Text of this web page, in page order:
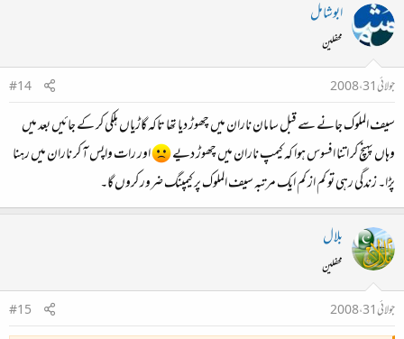
ابوشامل
محفلین
جولائی 31، 2008
#14
سیف الملوک جانے سے قبل سامان ناران میں چھوڑ دیا تھا تاکہ گاڑیاں ہلکی کر کے جائیں بعد میں
وہاں پہنچ کر اتنا افسوس ہوا کہ کیمپ ناران میں چھوڑ دیے
اور رات واپس آ کر ناران میں رہنا
پڑا۔ زندگی رہی تو کم از کم ایک مرتبہ سیف الملوک پر کیمپنگ ضرور کروں گا۔
بلال
محفلین
جولائی 31، 2008
#15